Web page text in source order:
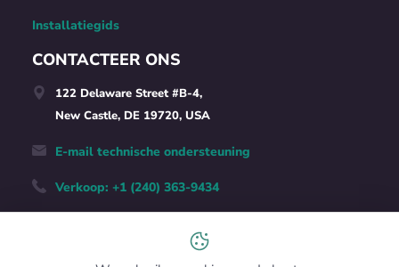
Installatiegids
CONTACTEER ONS
122 Delaware Street #B-4,
New Castle, DE 19720, USA
E-mail technische ondersteuning
Verkoop: +1 (240) 363-9434